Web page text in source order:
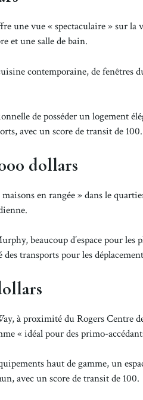
une vue « spectaculaire » sur la
et une salle de bain.
contemporaine, de fenêtres
de posséder un logement
avec un score de transit de 100.
dollars
en rangée » dans le
beaucoup d’espace pour les
transports pour les
à proximité du Rogers Centre
« idéal pour des primo-
haut de gamme, un
avec un score de transit de 100.